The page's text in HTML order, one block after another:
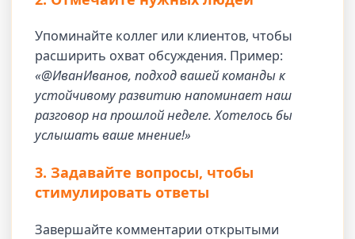
Упоминайте коллег или клиентов, чтобы
расширить охват обсуждения. Пример:
«@ИванИванов, подход вашей команды к
устойчивому развитию напоминает наш
разговор на прошлой неделе. Хотелось бы
услышать ваше мнение!»
3. Задавайте вопросы, чтобы
стимулировать ответы
Завершайте комментарии открытыми